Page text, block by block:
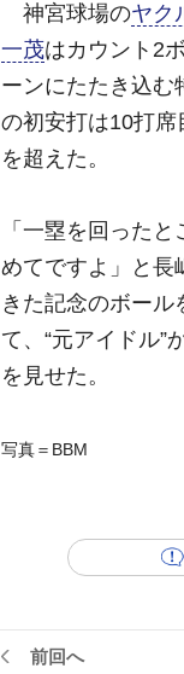
神宮球場のヤク
一茂はカウント2
ーンにたたき込む
の初安打は10打
を超えた。
「一塁を回った
めてですよ」と長
きた記念のボール
て、“元アイドル”
を見せた。
写真＝BBM
前回へ